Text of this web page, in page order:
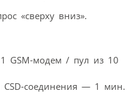
«сверху вниз».
GSM-модем / пул из 10
CSD-соединения — 1 мин.